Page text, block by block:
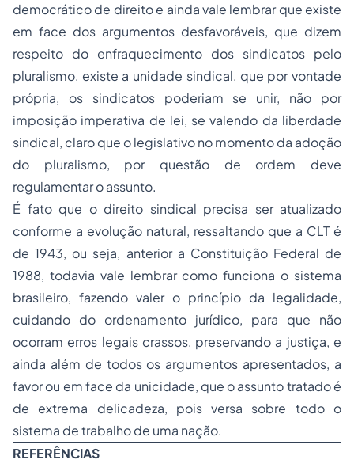
democrático de direito e ainda vale lembrar que existe
em face dos argumentos desfavoráveis, que dizem
respeito do enfraquecimento dos sindicatos pelo
pluralismo, existe a unidade sindical, que por vontade
própria, os sindicatos poderiam se unir, não por
imposição imperativa de lei, se valendo da liberdade
sindical, claro que o legislativo no momento da adoção
do pluralismo, por questão de ordem deve
regulamentar o assunto.
É fato que o direito sindical precisa ser atualizado
conforme a evolução natural, ressaltando que a CLT é
de 1943, ou seja, anterior a Constituição Federal de
1988, todavia vale lembrar como funciona o sistema
brasileiro, fazendo valer o princípio da legalidade,
cuidando do ordenamento jurídico, para que não
ocorram erros legais crassos, preservando a justiça, e
ainda além de todos os argumentos apresentados, a
favor ou em face da unicidade, que o assunto tratado é
de extrema delicadeza, pois versa sobre todo o
sistema de trabalho de uma nação.
REFERÊNCIAS